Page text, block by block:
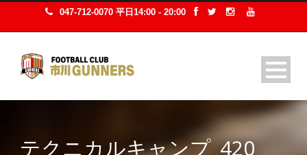
047-712-0070 平日14:00 - 20:00
テクニカルキャンプ_420